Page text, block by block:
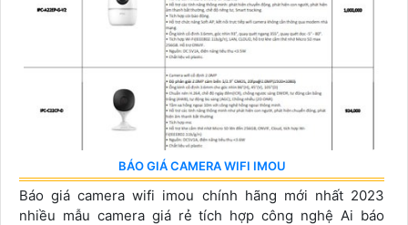
BÁO GIÁ CAMERA WIFI IMOU
Báo giá camera wifi imou chính hãng mới nhất 2023
nhiều mẫu camera giá rẻ tích hợp công nghệ Ai báo